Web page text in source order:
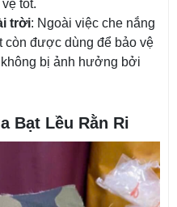
tốt.
trời: Ngoài việc che nắng
còn được dùng để bảo vệ
bị ảnh hưởng bởi
Bạt Lều Rằn Ri